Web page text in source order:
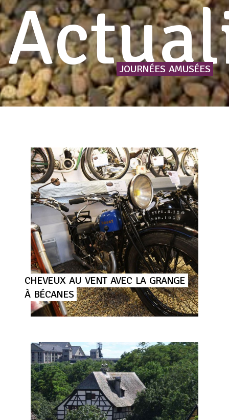
JOURNÉES AMUSÉES
CHEVEUX AU VENT AVEC LA GRANGE
À BÉCANES